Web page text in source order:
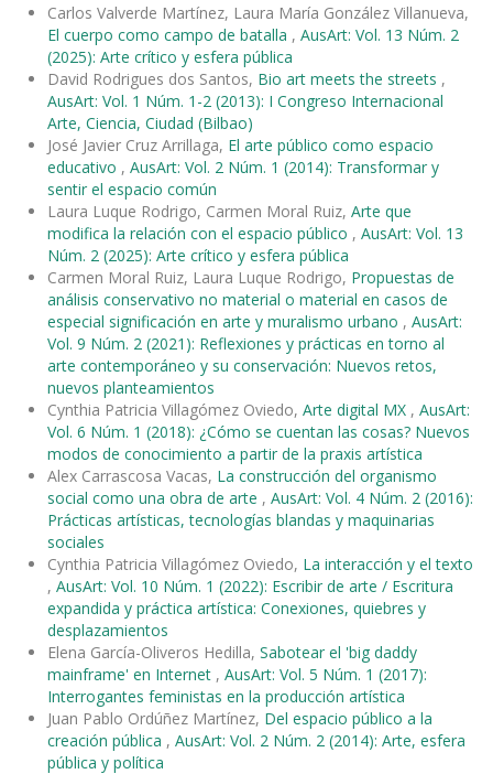
Carlos Valverde Martínez, Laura María González Villanueva,
El cuerpo como campo de batalla , AusArt: Vol. 13 Núm. 2
(2025): Arte crítico y esfera pública
David Rodrigues dos Santos, Bio art meets the streets ,
AusArt: Vol. 1 Núm. 1-2 (2013): I Congreso Internacional
Arte, Ciencia, Ciudad (Bilbao)
José Javier Cruz Arrillaga, El arte público como espacio
educativo , AusArt: Vol. 2 Núm. 1 (2014): Transformar y
sentir el espacio común
Laura Luque Rodrigo, Carmen Moral Ruiz, Arte que
modifica la relación con el espacio público , AusArt: Vol. 13
Núm. 2 (2025): Arte crítico y esfera pública
Carmen Moral Ruiz, Laura Luque Rodrigo, Propuestas de
análisis conservativo no material o material en casos de
especial significación en arte y muralismo urbano , AusArt:
Vol. 9 Núm. 2 (2021): Reflexiones y prácticas en torno al
arte contemporáneo y su conservación: Nuevos retos,
nuevos planteamientos
Cynthia Patricia Villagómez Oviedo, Arte digital MX , AusArt:
Vol. 6 Núm. 1 (2018): ¿Cómo se cuentan las cosas? Nuevos
modos de conocimiento a partir de la praxis artística
Alex Carrascosa Vacas, La construcción del organismo
social como una obra de arte , AusArt: Vol. 4 Núm. 2 (2016):
Prácticas artísticas, tecnologías blandas y maquinarias
sociales
Cynthia Patricia Villagómez Oviedo, La interacción y el texto
, AusArt: Vol. 10 Núm. 1 (2022): Escribir de arte / Escritura
expandida y práctica artística: Conexiones, quiebres y
desplazamientos
Elena García-Oliveros Hedilla, Sabotear el 'big daddy
mainframe' en Internet , AusArt: Vol. 5 Núm. 1 (2017):
Interrogantes feministas en la producción artística
Juan Pablo Ordúñez Martínez, Del espacio público a la
creación pública , AusArt: Vol. 2 Núm. 2 (2014): Arte, esfera
pública y política